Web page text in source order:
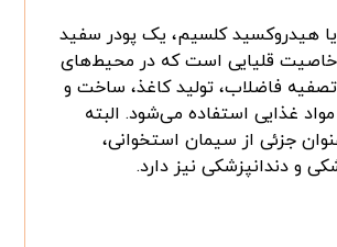
هیدروکسید کلسیم، یک پودر سفید
خاصیت قلیایی است که در محیط‌های
فاضلاب، تولید کاغذ، ساخت و
غذایی استفاده‌ می‌شود. البته
جزئی از سیمان استخوانی،
و دندانپزشکی نیز دارد.